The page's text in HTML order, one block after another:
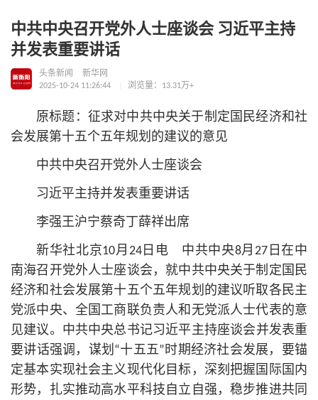
中共中央召开党外人士座谈会 习近平主持
并发表重要讲话
头条新闻
新华网
2025-10-24 11:26:44
浏览量：13.31万+
原标题：征求对中共中央关于制定国民经济和社
会发展第十五个五年规划的建议的意见
中共中央召开党外人士座谈会
习近平主持并发表重要讲话
李强王沪宁蔡奇丁薛祥出席
新华社北京10月24日电 中共中央8月27日在中
南海召开党外人士座谈会，就中共中央关于制定国民
经济和社会发展第十五个五年规划的建议听取各民主
党派中央、全国工商联负责人和无党派人士代表的意
见建议。中共中央总书记习近平主持座谈会并发表重
要讲话强调，谋划“十五五”时期经济社会发展，要锚
定基本实现社会主义现代化目标，深刻把握国际国内
形势，扎实推动高水平科技自立自强，稳步推进共同